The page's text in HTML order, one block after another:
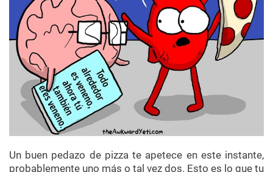
Un buen pedazo de pizza te apetece en este instante,
probablemente uno más o tal vez dos. Esto es lo que tu